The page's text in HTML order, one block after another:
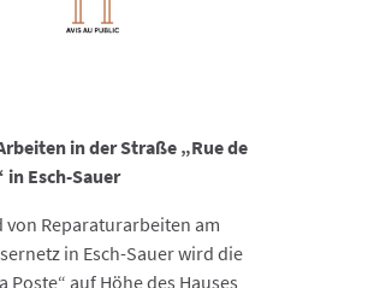
in der Straße „Rue de
in Esch-Sauer
von Reparaturarbeiten am
in Esch-Sauer wird die
Poste“ auf Höhe des Hauses